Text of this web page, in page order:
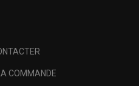
COMMANDE